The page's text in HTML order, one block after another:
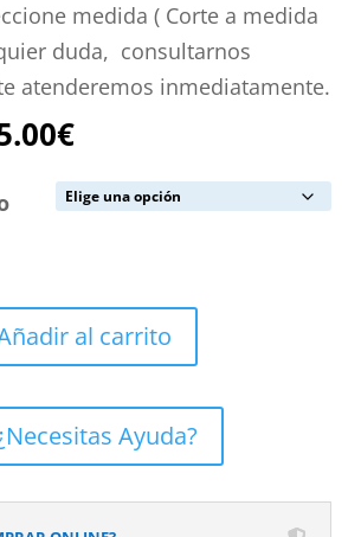
medida ( Corte a medida
duda, consultarnos
atenderemos inmediatamente.
€
al carrito
Ayuda?